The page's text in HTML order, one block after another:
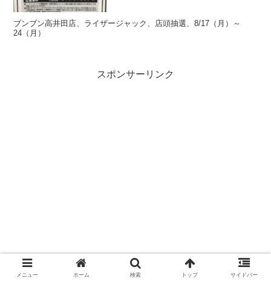
ブンブン高井田店、ライザージャック、店頭抽選、8/17（月）～
24（月）
スポンサーリンク
メニュー ホーム 検索 トップ サイドバー